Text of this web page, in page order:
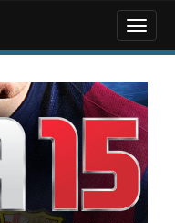
Toggle